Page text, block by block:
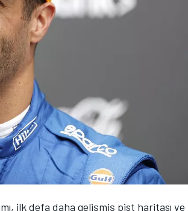
ilk defa daha gelişmiş pist haritası ve